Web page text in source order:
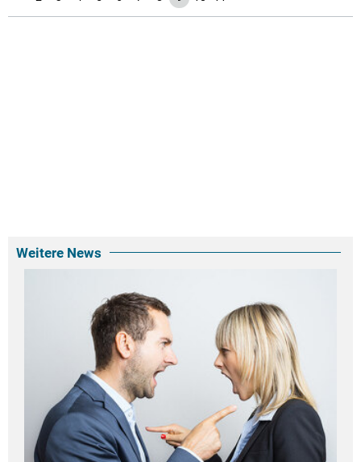
Weitere News